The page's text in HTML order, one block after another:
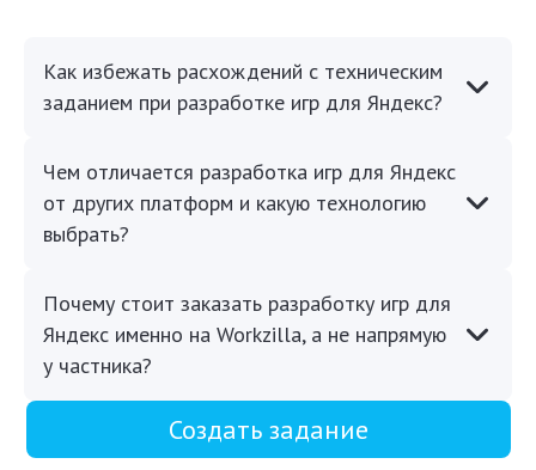
Как избежать расхождений с техническим
заданием при разработке игр для Яндекс?
Чем отличается разработка игр для Яндекс
от других платформ и какую технологию
выбрать?
Почему стоит заказать разработку игр для
Яндекс именно на Workzilla, а не напрямую
у частника?
Создать задание